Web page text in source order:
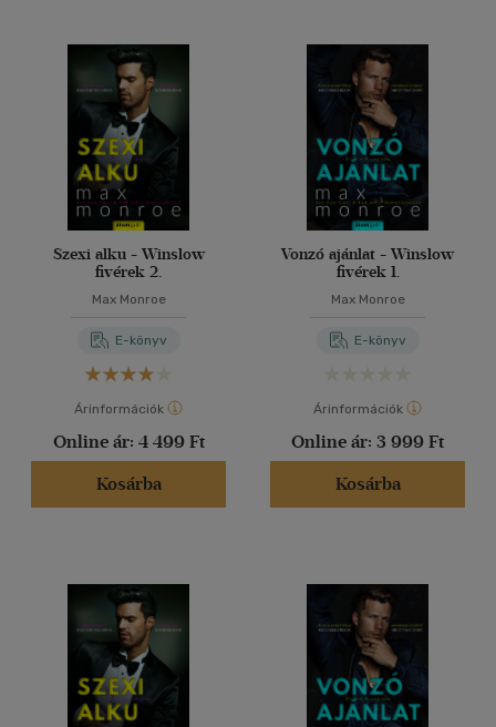
Szexi alku - Winslow
fivérek 2.
Max Monroe
E-könyv
Árinformációk
Online ár: 4 499 Ft
Kosárba
Vonzó ajánlat - Winslow
fivérek 1.
Max Monroe
E-könyv
Árinformációk
Online ár: 3 999 Ft
Kosárba